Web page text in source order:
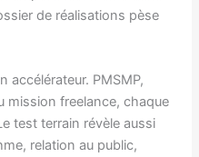
de réalisations pèse
accélérateur. PMSMP,
mission freelance, chaque
test terrain révèle aussi
relation au public,